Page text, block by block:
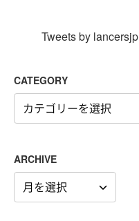
Tweets by lancersjp
CATEGORY
CATEGORY
ARCHIVE
ARCHIVE